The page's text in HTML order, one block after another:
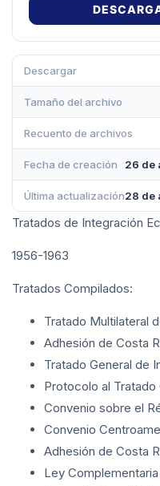
Descargar
Tamaño del archivo
Recuento de archivos
Fecha de creación 26 de
Última actualización28 de
Tratados de Integración
1956-1963
Tratados Compilados:
Tratado Multilateral
Adhesión de Costa
Tratado General de
Protocolo al
Convenio sobre el
Convenio
Adhesión de Costa
Ley